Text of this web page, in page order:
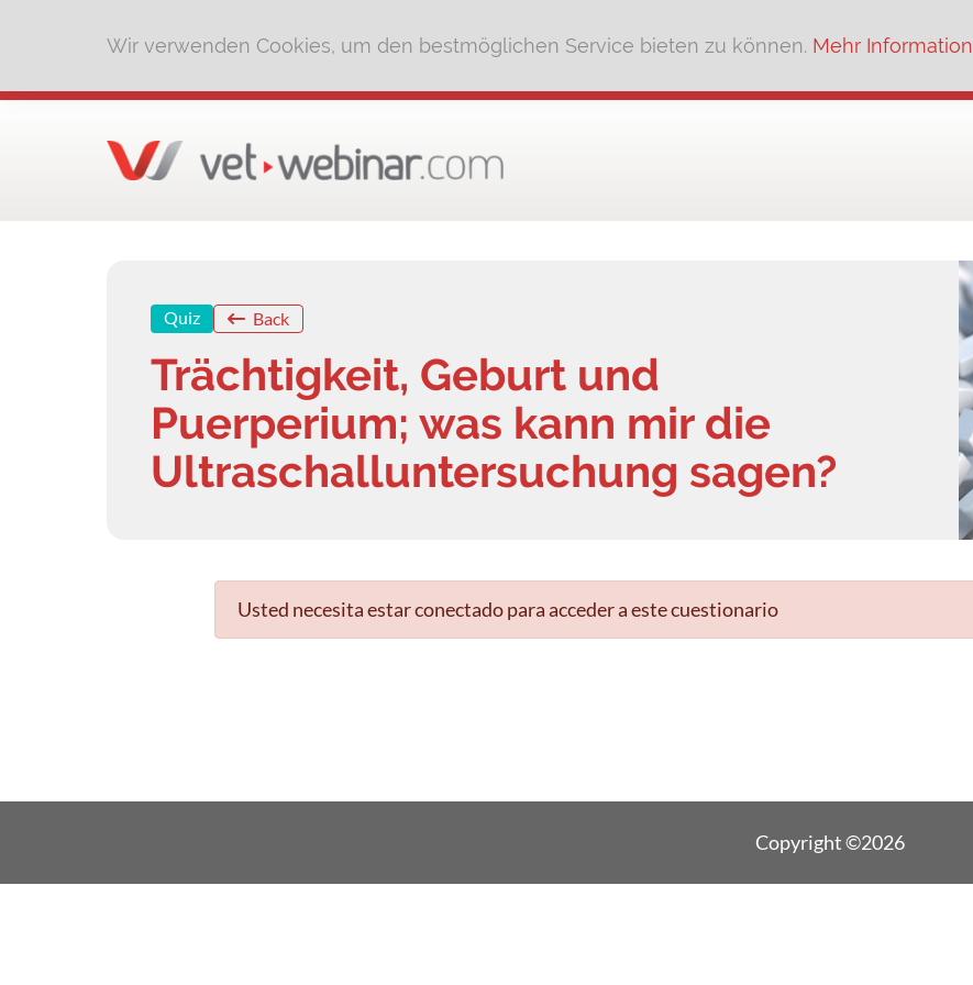
Wir verwenden Cookies, um den bestmöglichen Service bieten zu können. Mehr Information
Quiz Back
Trächtigkeit, Geburt und
Puerperium; was kann mir die
Ultraschalluntersuchung sagen?
Usted necesita estar conectado para acceder a este cuestionario
Copyright ©2026